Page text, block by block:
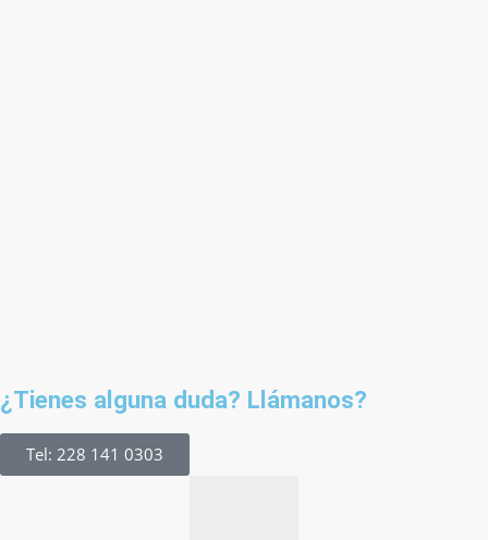
¿Tienes alguna duda? Llámanos?
Tel: 228 141 0303